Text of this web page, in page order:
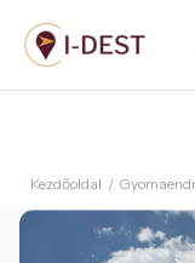
Ugrás
a
tartalomra
Kezdőoldal /